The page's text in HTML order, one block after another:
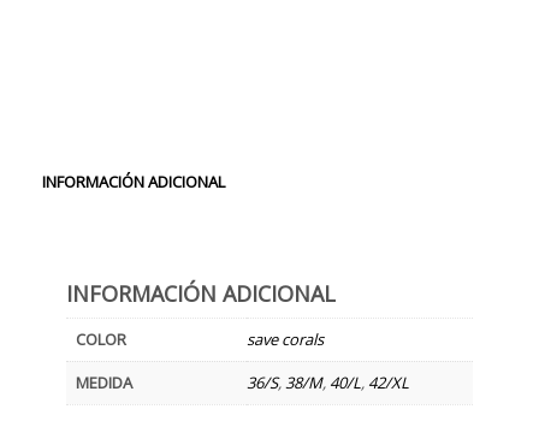
INFORMACIÓN ADICIONAL
INFORMACIÓN ADICIONAL
COLOR
save corals
MEDIDA
36/S,38/M, 40/L, 42/XL